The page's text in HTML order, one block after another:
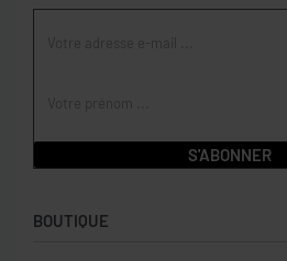
BOUTIQUE
S'ABONNER